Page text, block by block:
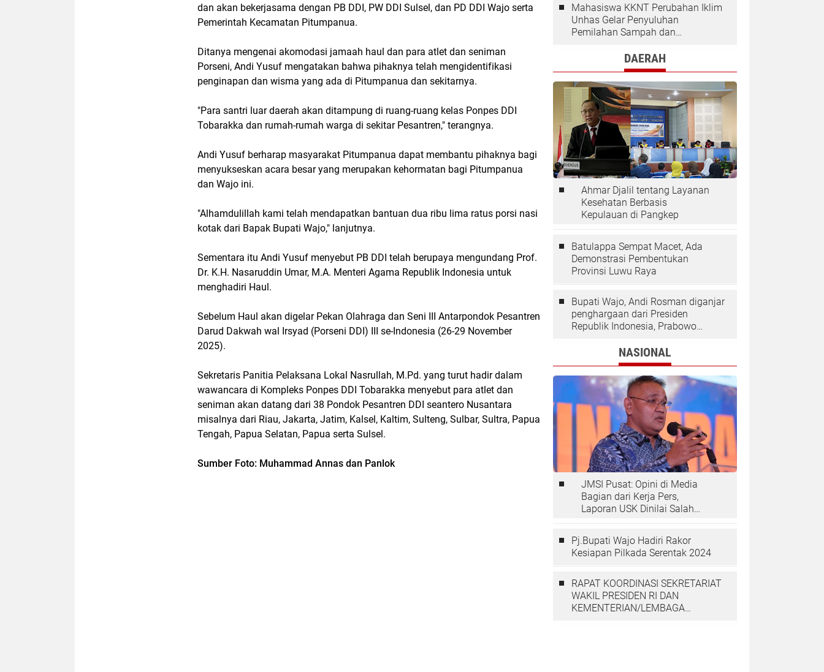
dan akan bekerjasama dengan PB DDI, PW DDI Sulsel, dan PD DDI Wajo serta
Pemerintah Kecamatan Pitumpanua.
Ditanya mengenai akomodasi jamaah haul dan para atlet dan seniman
Porseni, Andi Yusuf mengatakan bahwa pihaknya telah mengidentifikasi
penginapan dan wisma yang ada di Pitumpanua dan sekitarnya.
"Para santri luar daerah akan ditampung di ruang-ruang kelas Ponpes DDI
Tobarakka dan rumah-rumah warga di sekitar Pesantren," terangnya.
Andi Yusuf berharap masyarakat Pitumpanua dapat membantu pihaknya bagi
menyukseskan acara besar yang merupakan kehormatan bagi Pitumpanua
dan Wajo ini.
"Alhamdulillah kami telah mendapatkan bantuan dua ribu lima ratus porsi nasi
kotak dari Bapak Bupati Wajo," lanjutnya.
Sementara itu Andi Yusuf menyebut PB DDI telah berupaya mengundang Prof.
Dr. K.H. Nasaruddin Umar, M.A. Menteri Agama Republik Indonesia untuk
menghadiri Haul.
Sebelum Haul akan digelar Pekan Olahraga dan Seni III Antarpondok Pesantren
Darud Dakwah wal Irsyad (Porseni DDI) III se-Indonesia (26-29 November
2025).
Sekretaris Panitia Pelaksana Lokal Nasrullah, M.Pd. yang turut hadir dalam
wawancara di Kompleks Ponpes DDI Tobarakka menyebut para atlet dan
seniman akan datang dari 38 Pondok Pesantren DDI seantero Nusantara
misalnya dari Riau, Jakarta, Jatim, Kalsel, Kaltim, Sulteng, Sulbar, Sultra, Papua
Tengah, Papua Selatan, Papua serta Sulsel.
Sumber Foto: Muhammad Annas dan Panlok
Mahasiswa KKNT Perubahan Iklim
Unhas Gelar Penyuluhan
Pemilahan Sampah dan
Desa KalolingDAERAH
Ahmar Djalil tentang Layanan
Kesehatan Berbasis
Kepulauan di Pangkep
Batulappa Sempat Macet, Ada
Demonstrasi Pembentukan
Provinsi Luwu Raya
Bupati Wajo, Andi Rosman diganjar
penghargaan dari Presiden
Republik Indonesia, Prabowo
NASIONAL
JMSI Pusat: Opini di Media
Bagian dari Kerja Pers,
Laporan USK Dinilai Salah
Pj.Bupati Wajo Hadiri Rakor
Kesiapan Pilkada Serentak 2024
RAPAT KOORDINASI SEKRETARIAT
WAKIL PRESIDEN RI DAN
KEMENTERIAN/LEMBAGA